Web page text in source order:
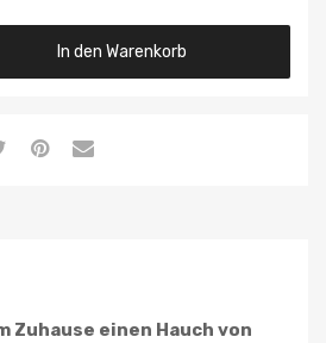
In den Warenkorb
Zuhause einen Hauch von